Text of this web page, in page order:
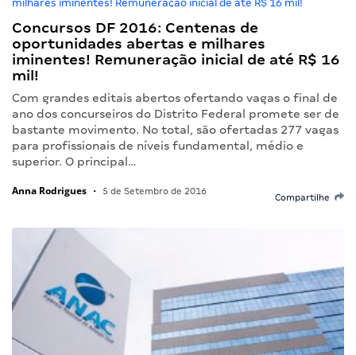
Concursos DF 2016: Centenas de
oportunidades abertas e milhares
iminentes! Remuneração inicial de até R$ 16
mil!
Com grandes editais abertos ofertando vagas o final de
ano dos concurseiros do Distrito Federal promete ser de
bastante movimento. No total, são ofertadas 277 vagas
para profissionais de níveis fundamental, médio e
superior. O principal…
Anna Rodrigues • 5 de Setembro de 2016
Compartilhe